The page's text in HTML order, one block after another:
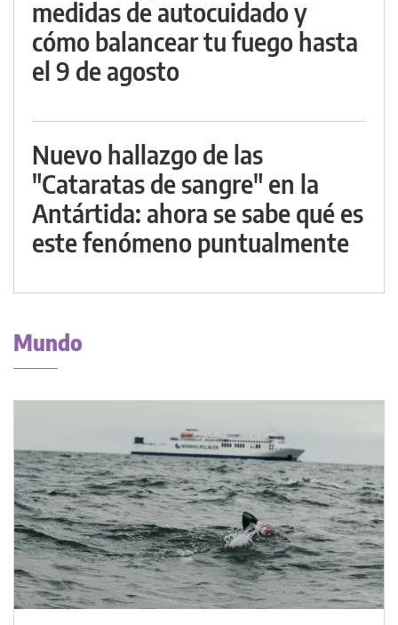
medidas de autocuidado y
cómo balancear tu fuego hasta
el 9 de agosto
Nuevo hallazgo de las
"Cataratas de sangre" en la
Antártida: ahora se sabe qué es
este fenómeno puntualmente
Mundo